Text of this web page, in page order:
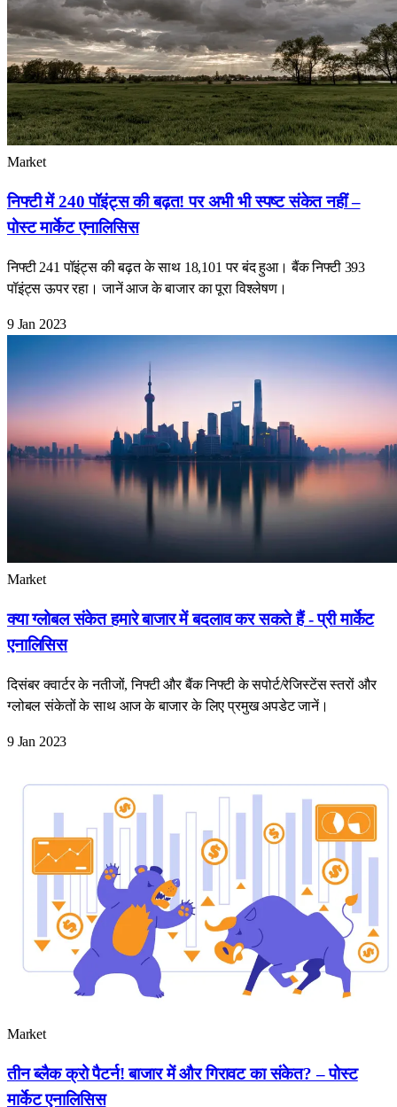
Market
निफ्टी में 240 पॉइंट्स की बढ़त! पर अभी भी स्पष्ट संकेत नहीं –
पोस्ट मार्केट एनालिसिस
निफ्टी 241 पॉइंट्स की बढ़त के साथ 18,101 पर बंद हुआ। बैंक निफ्टी 393
पॉइंट्स ऊपर रहा। जानें आज के बाजार का पूरा विश्लेषण।
9 Jan 2023
Market
क्या ग्लोबल संकेत हमारे बाजार में बदलाव कर सकते हैं - प्री मार्केट
एनालिसिस
दिसंबर क्वार्टर के नतीजों, निफ्टी और बैंक निफ्टी के सपोर्ट/रेजिस्टेंस स्तरों और
ग्लोबल संकेतों के साथ आज के बाजार के लिए प्रमुख अपडेट जानें।
9 Jan 2023
Market
तीन ब्लैक क्रो पैटर्न! बाजार में और गिरावट का संकेत? – पोस्ट
मार्केट एनालिसिस